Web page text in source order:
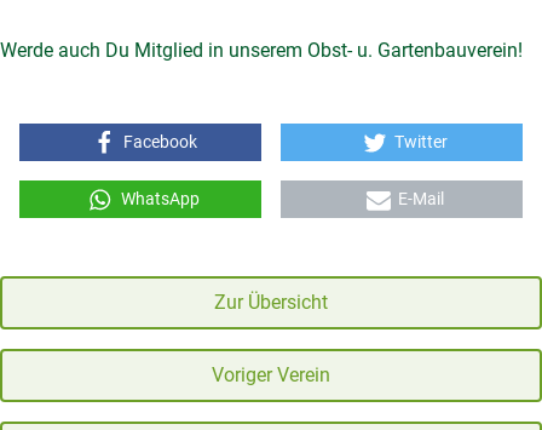
Werde auch Du Mitglied in unserem Obst- u. Gartenbauverein!
Facebook Twitter
WhatsApp E-Mail
Zur Übersicht
Voriger Verein